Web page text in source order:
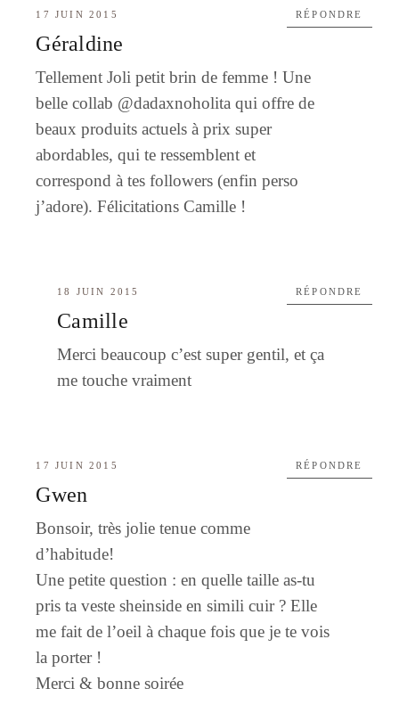
17 JUIN 2015
Géraldine
Tellement Joli petit brin de femme ! Une
belle collab @dadaxnoholita qui offre de
beaux produits actuels à prix super
abordables, qui te ressemblent et
correspond à tes followers (enfin perso
j’adore). Félicitations Camille !
RÉPONDRE
18 JUIN 2015
Camille
Merci beaucoup c’est super gentil, et ça
me touche vraiment
RÉPONDRE
17 JUIN 2015
Gwen
Bonsoir, très jolie tenue comme
d’habitude!
Une petite question : en quelle taille as-tu
pris ta veste sheinside en simili cuir ? Elle
me fait de l’oeil à chaque fois que je te vois
la porter !
Merci & bonne soirée
RÉPONDRE